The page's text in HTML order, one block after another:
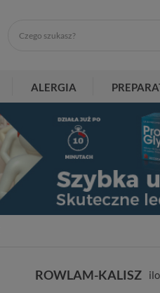
ALERGIA
ROWLAM-KALISZ